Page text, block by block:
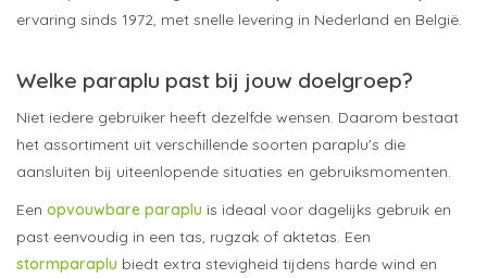
ervaring sinds 1972, met snelle levering in Nederland en België.
Welke paraplu past bij jouw doelgroep?
Niet iedere gebruiker heeft dezelfde wensen. Daarom bestaat
het assortiment uit verschillende soorten paraplu's die
aansluiten bij uiteenlopende situaties en gebruiksmomenten.
Een opvouwbare paraplu is ideaal voor dagelijks gebruik en
past eenvoudig in een tas, rugzak of aktetas. Een
stormparaplu biedt extra stevigheid tijdens harde wind en